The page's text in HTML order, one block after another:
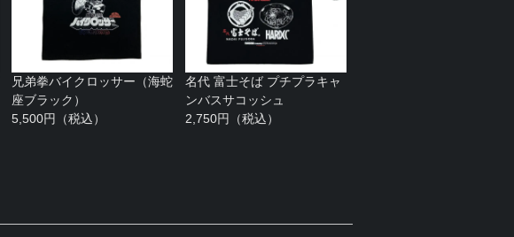
兄弟拳バイクロッサー（海蛇
座ブラック）
5,500円（税込）
名代 富士そば プチプラキャ
ンバスサコッシュ
2,750円（税込）